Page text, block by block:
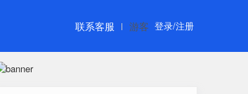
游客 登录/注册
联系客服